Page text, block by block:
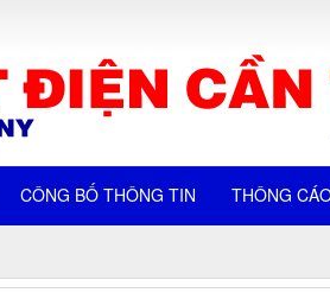
CÔNG BỐ THÔNG TIN THÔNG